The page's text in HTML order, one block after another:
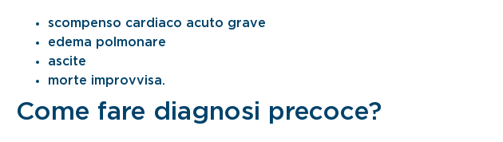
scompenso cardiaco acuto grave
edema polmonare
ascite
morte improvvisa.
Come fare diagnosi precoce?